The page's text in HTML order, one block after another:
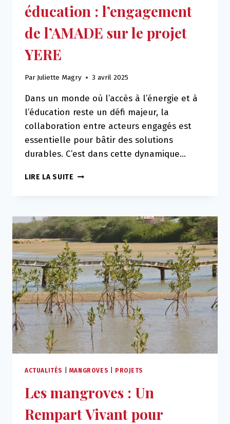
MANIFESTE
DES
HAUTS-
DE-
éducation : l’engagement
de l’AMADE sur le projet
YERE
Par Juliette Magry 3 avril 2025
Dans un monde où l’accès à l’énergie et à
l’éducation reste un défi majeur, la
collaboration entre acteurs engagés est
essentielle pour bâtir des solutions
durables. C’est dans cette dynamique…
LIRE LA SUITE ÉNERGIES
:
L’ENGAGEMENT
DE
L’AMADE
SUR
LE
PROJET
YERE
ACTUALITÉS MANGROVES PROJETS
Les mangroves : Un
Rempart Vivant pour